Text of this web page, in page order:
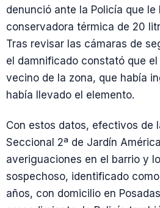
denunció ante la Policía que
conservadora térmica de 20
Tras revisar las cámaras de
el damnificado constató que
vecino de la zona, que había
había llevado el elemento.
Con estos datos, efectivos de
Seccional 2ª de Jardín
averiguaciones en el barrio y
sospechoso, identificado
años, con domicilio en